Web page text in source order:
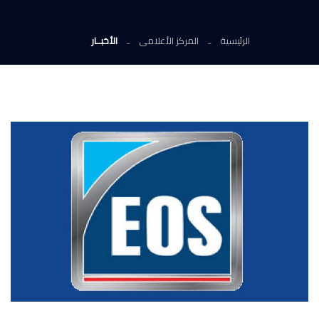
الرئيسية المركز الأعلامى الأخبــار